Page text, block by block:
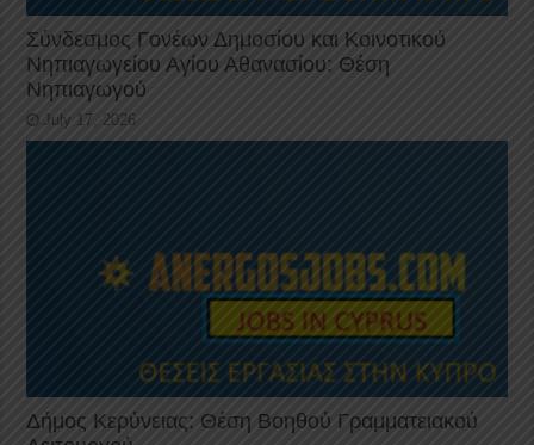
Σύνδεσμος Γονέων Δημοσίου και Κοινοτικού
Νηπιαγωγείου Αγίου Αθανασίου: Θέση
Νηπιαγωγού
July 17, 2026
Δήμος Κερύνειας: Θέση Βοηθού Γραμματειακού